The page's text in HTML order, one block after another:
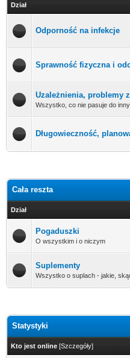
Dział
Odporność na infekcje
Sprawność fizyczna i
Uzależnienia, problemy
Wszystko, co nie pasuje do
Długowieczność,
Cała reszta
Dział
Pogaduszki
O wszystkim i o niczym
Suplementy
Wszystko o suplach - jakie,
Statystyki
Kto jest online [Szczegóły]